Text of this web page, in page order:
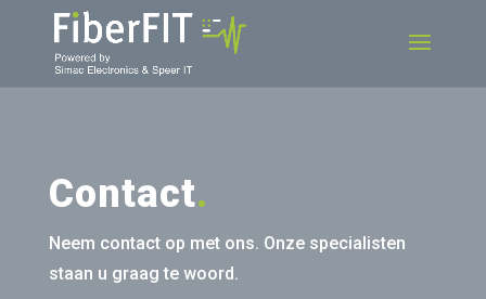
Contact.
Neem contact op met ons. Onze specialisten
staan u graag te woord.